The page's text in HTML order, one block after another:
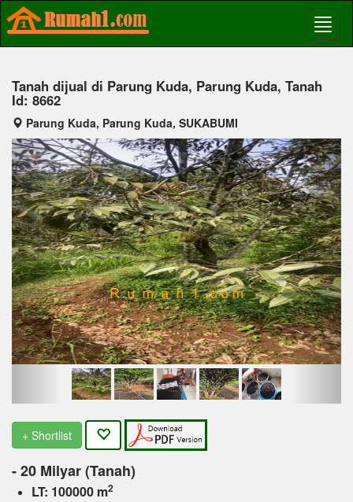
Tanah dijual di Parung Kuda, Parung Kuda, Tanah
Id: 8662
Parung Kuda, Parung Kuda, SUKABUMI
Previous Next
+ Shortlist
- 20 Milyar (Tanah)
LT: 100000 m2